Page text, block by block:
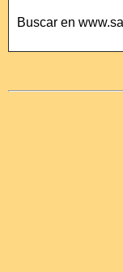
Buscar en